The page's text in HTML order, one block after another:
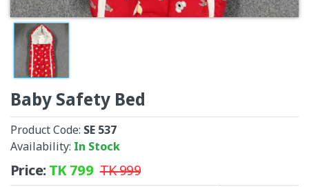
Baby Safety Bed
Product Code: SE 537
Availability: In Stock
Price:TK799 TK999